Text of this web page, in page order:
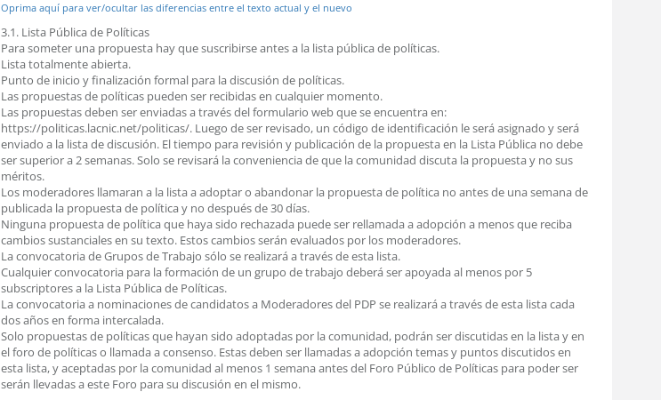
Oprima aquí para ver/ocultar las diferencias entre el texto actual y el nuevo
3.1. Lista Pública de Políticas
Para someter una propuesta hay que suscribirse antes a la lista pública de políticas.
Lista totalmente abierta.
Punto de inicio y finalización formal para la discusión de políticas.
Las propuestas de políticas pueden ser recibidas en cualquier momento.
Las propuestas deben ser enviadas a través del formulario web que se encuentra en:
https://politicas.lacnic.net/politicas/. Luego de ser revisado, un código de identificación le será asignado y será
enviado a la lista de discusión. El tiempo para revisión y publicación de la propuesta en la Lista Pública no debe
ser superior a 2 semanas. Solo se revisará la conveniencia de que la comunidad discuta la propuesta y no sus
méritos.
Los moderadores llamaran a la lista a adoptar o abandonar la propuesta de política no antes de una semana de
publicada la propuesta de política y no después de 30 días.
Ninguna propuesta de política que haya sido rechazada puede ser rellamada a adopción a menos que reciba
cambios sustanciales en su texto. Estos cambios serán evaluados por los moderadores.
La convocatoria de Grupos de Trabajo sólo se realizará a través de esta lista.
Cualquier convocatoria para la formación de un grupo de trabajo deberá ser apoyada al menos por 5
subscriptores a la Lista Pública de Políticas.
La convocatoria a nominaciones de candidatos a Moderadores del PDP se realizará a través de esta lista cada
dos años en forma intercalada.
Solo propuestas de políticas que hayan sido adoptadas por la comunidad, podrán ser discutidas en la lista y en
el foro de políticas o llamada a consenso. Estas deben ser llamadas a adopción temas y puntos discutidos en
esta lista, y aceptadas por la comunidad al menos 1 semana antes del Foro Público de Políticas para poder ser
serán llevadas a este Foro para su discusión en el mismo.